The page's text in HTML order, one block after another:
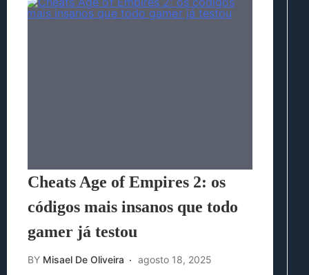
Cheats Age of Empires 2: os
códigos mais insanos que todo
gamer já testou
BY Misael De Oliveira agosto 18, 2025